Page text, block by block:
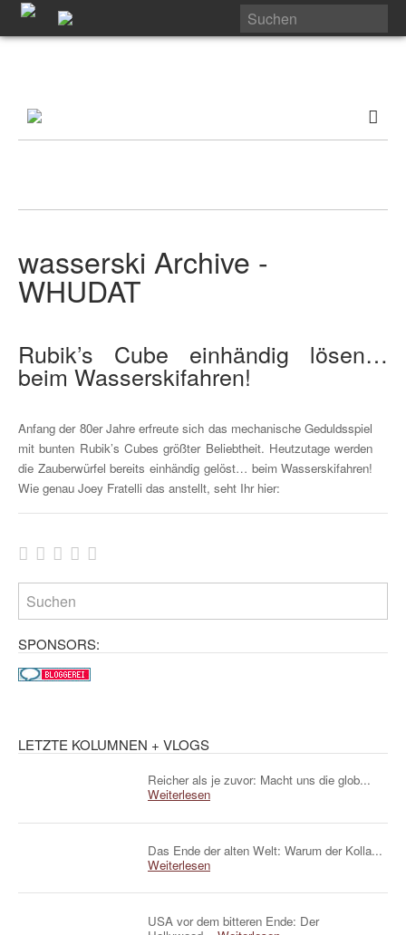
wasserski Archive -
WHUDAT
Rubik’s Cube einhändig lösen…
beim Wasserskifahren!
Anfang der 80er Jahre erfreute sich das mechanische Geduldsspiel
mit bunten Rubik’s Cubes größter Beliebtheit. Heutzutage werden
die Zauberwürfel bereits einhändig gelöst… beim Wasserskifahren!
Wie genau Joey Fratelli das anstellt, seht Ihr hier:
SPONSORS:
LETZTE KOLUMNEN + VLOGS
Reicher als je zuvor: Macht uns die glob...
Weiterlesen
Das Ende der alten Welt: Warum der Kolla...
Weiterlesen
USA vor dem bitteren Ende: Der